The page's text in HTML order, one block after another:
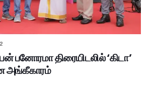
பனோரமா திரையிடலில் ‘கிடா’
அங்கீகாரம்